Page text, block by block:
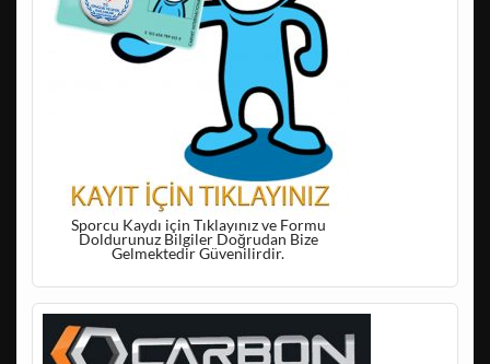
Sporcu Kaydı için Tıklayınız ve Formu
Doldurunuz Bilgiler Doğrudan Bize
Gelmektedir Güvenilirdir.